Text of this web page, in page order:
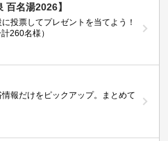
百名湯2026】
投票してプレゼントを当てよう！
260名様）
報だけをピックアップ。まとめて